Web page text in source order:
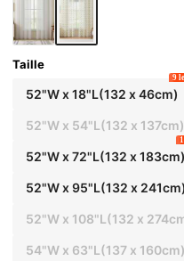
ables en machine, rideaux
bre
Taille
52"W x 18"L(132 x 46cm)
9
52"W x 54"L(132 x 137cm)
52"W x 72"L(132 x 183cm)
52"W x 95"L(132 x 241cm)
52"W x 108"L(132 x
54"W x 63"L(137 x 160cm)